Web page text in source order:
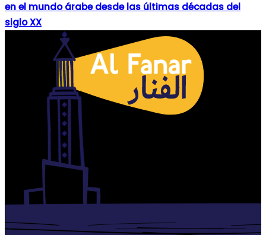
en el mundo árabe desde las últimas décadas del
siglo XX